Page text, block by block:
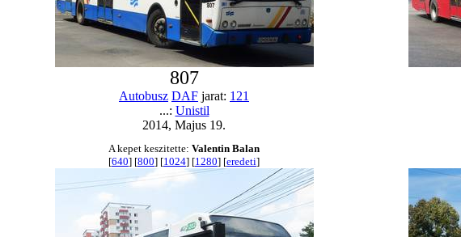
807
Autobusz DAF jarat: 121
...: Unistil
2014, Majus 19.
A kepet keszitette: Valentin Balan
[640] [800] [1024] [1280] [eredeti]